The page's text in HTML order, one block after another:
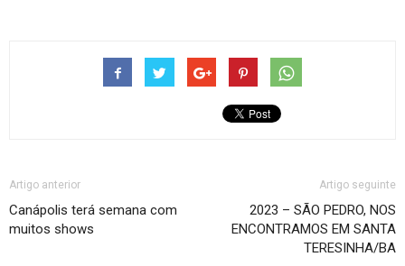
Artigo anterior
Canápolis terá semana com
muitos shows
Artigo seguinte
2023 – SÃO PEDRO, NOS
ENCONTRAMOS EM SANTA
TERESINHA/BA